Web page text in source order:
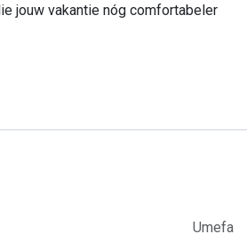
jouw vakantie nóg comfortabeler
Umefa